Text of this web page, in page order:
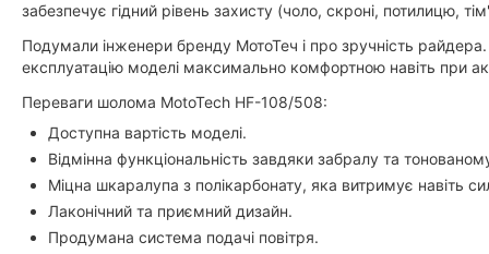
забезпечує гідний рівень захисту (чоло, скроні, потилицю,
Подумали інженери бренду МотоТеч і про зручність
експлуатацію моделі максимально комфортною навіть при
Переваги шолома MotoTech HF-108/508:
Доступна вартість моделі.
Відмінна функціональність завдяки забралу та
Міцна шкаралупа з полікарбонату, яка витримує навіть
Лаконічний та приємний дизайн.
Продумана система подачі повітря.